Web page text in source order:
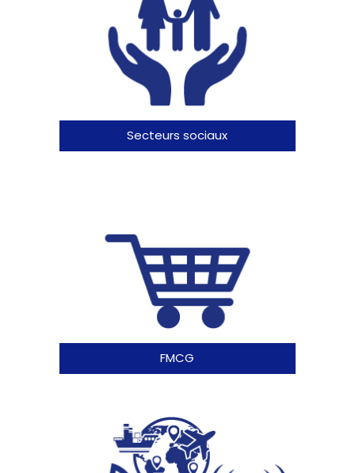
Secteurs sociaux
FMCG